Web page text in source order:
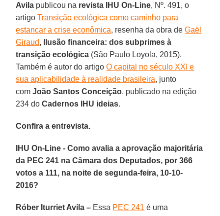
Avila publicou na revista IHU On-Line, Nº. 491, o
artigoTransição ecológica como caminho para
estancar a crise econômica, resenha da obra deGaël
Giraud,
Ilusão financeira: dos subprimes à
transição ecológica (São Paulo Loyola, 2015).
Também é autor do artigoO capital no século XXI e
sua aplicabilidade à realidade brasileira, junto
comJoão Santos Conceição, publicado na edição
234 doCadernos IHU ideias.
Confira a entrevista.
IHU On-Line - Como avalia a aprovação majoritária
da PEC 241 na Câmara dos Deputados, por 366
votos a 111, na noite de segunda-feira, 10-10-
2016?
Róber Iturriet Avila – Essa PEC 241 é uma